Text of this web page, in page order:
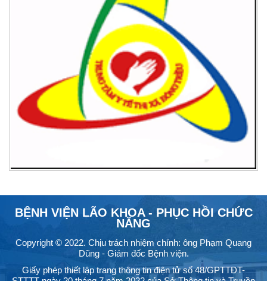
BỆNH VIỆN LÃO KHOA - PHỤC HỒI CHỨC
NĂNG
Copyright © 2022. Chịu trách nhiệm chính: ông Phạm Quang
Dũng - Giám đốc Bệnh viện.
Giấy phép thiết lập trang thông tin điện tử số 48/GPTTĐT-